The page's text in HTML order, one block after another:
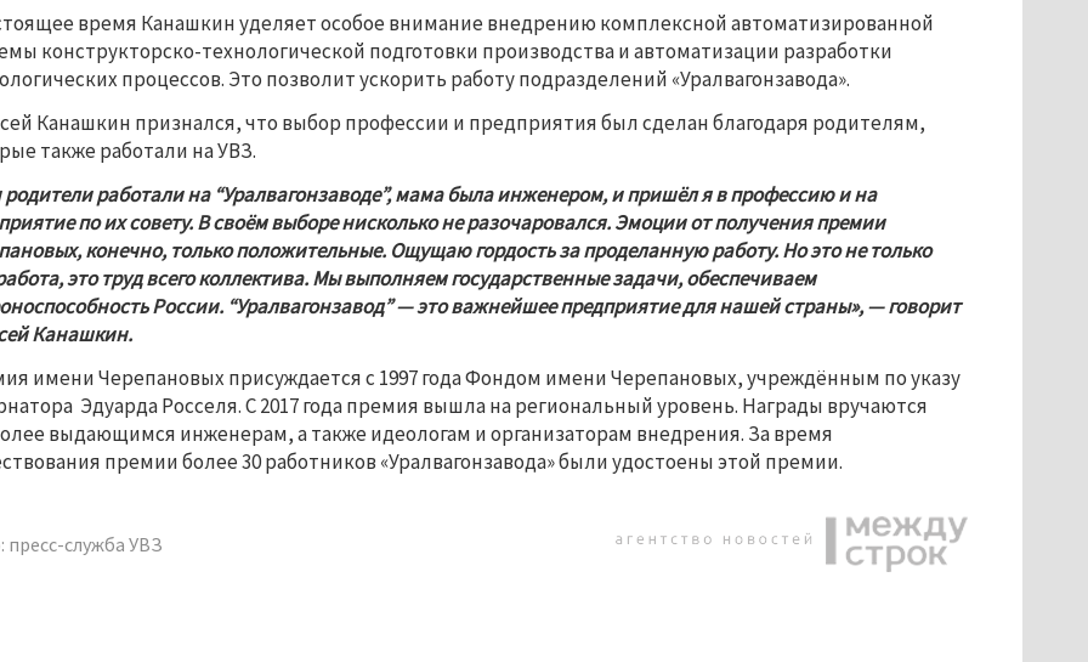
время Канашкин уделяет особое внимание внедрению комплексной автоматизированной
конструкторско-технологической подготовки производства и автоматизации разработки
процессов. Это позволит ускорить работу подразделений «Уралвагонзавода».
Канашкин признался, что выбор профессии и предприятия был сделан благодаря родителям,
также работали на УВЗ.
работали на “Уралвагонзаводе”, мама была инженером, и пришёл я в профессию и на
по их совету. В своём выборе нисколько не разочаровался. Эмоции от получения премии
конечно, только положительные. Ощущаю гордость за проделанную работу. Но это не только
это труд всего коллектива. Мы выполняем государственные задачи, обеспечиваем
России. “Уралвагонзавод” — это важнейшее предприятие для нашей страны», — говорит
Канашкин.
имени Черепановых присуждается с 1997 года Фондом имени Черепановых, учреждённым по указу
Эдуарда Росселя. С 2017 года премия вышла на региональный уровень. Награды вручаются
выдающимся инженерам, а также идеологам и организаторам внедрения. За время
премии более 30 работников «Уралвагонзавода» были удостоены этой премии.
пресс-служба УВЗ